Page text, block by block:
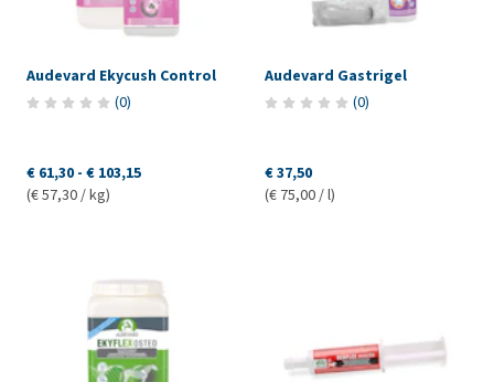
Audevard Ekycush Control
(0)
€ 61,30 - € 103,15
(€ 57,30 / kg)
Audevard Gastrigel
(0)
€ 37,50
(€ 75,00 / l)